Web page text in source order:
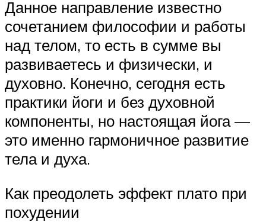
Данное направление известно
сочетанием философии и работы
над телом, то есть в сумме вы
развиваетесь и физически, и
духовно. Конечно, сегодня есть
практики йоги и без духовной
компоненты, но настоящая йога —
это именно гармоничное развитие
тела и духа.
Как преодолеть эффект плато при
похудении